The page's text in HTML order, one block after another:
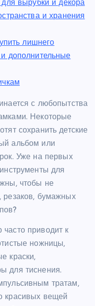
вырубки и декора
и хранения
лишнего
дополнительные
с любопытства
Некоторые
сохранить детские
альбом или
Уже на первых
для
чтобы не
резаков, бумажных
часто приводит к
ножницы,
краски,
для тиснения.
тратам,
красивых вещей